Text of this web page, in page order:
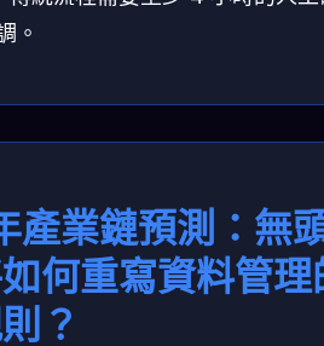
。
產業鏈預測：無
何重寫資料管理
？